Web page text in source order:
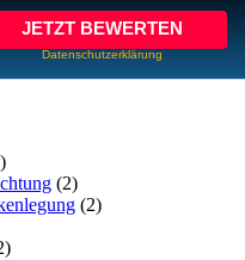
JETZT BEWERTEN
Datenschutzerklärung
(2)
(2)